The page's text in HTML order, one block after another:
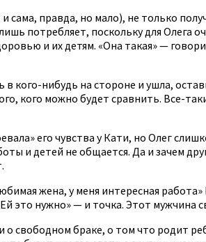
сама, правда, но мало), не только
потребляет, поскольку для
и их детям. «Она такая» —
кого-нибудь на стороне и ушла,
кого можно будет сравнить. Все-
его чувства у Кати, но Олег
и детей не общается. Да и зачем
жена, у меня интересная
это нужно» — и точка. Этот мужчина
свободном браке, о том что родит